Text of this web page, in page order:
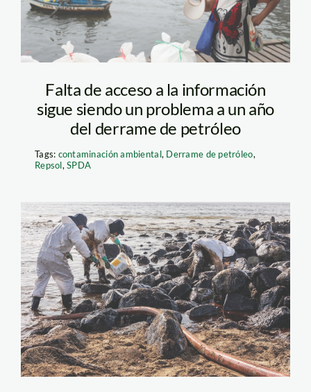
Falta de acceso a la información
sigue siendo un problema a un año
del derrame de petróleo
Tags: contaminación ambiental, Derrame de petróleo,
Repsol,SPDA
derrame-de-petroleo
—limpieza-en-playa-
pocitos—ancon—
diego-perez–spda